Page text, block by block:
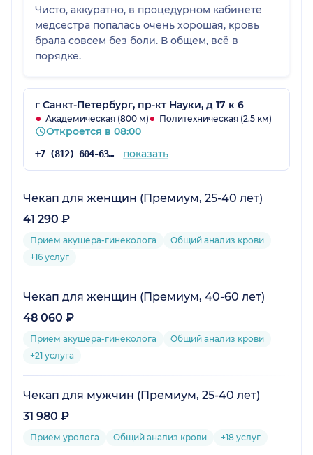
Чисто, аккуратно, в процедурном кабинете
медсестра попалась очень хорошая, кровь
брала совсем без боли. В общем, всё в
порядке.
г Санкт-Петербург, пр-кт Науки, д 17 к 6
Академическая (800 м) Политехническая (2.5 км)
Откроется в 08:00
+7 (812) 604-63-46 показать
Чекап для женщин (Премиум, 25-40 лет)
41 290 ₽
Прием акушера-гинеколога
Общий анализ крови
+16 услуг
Чекап для женщин (Премиум, 40-60 лет)
48 060 ₽
Прием акушера-гинеколога
Общий анализ крови
+21 услуга
Чекап для мужчин (Премиум, 25-40 лет)
31 980 ₽
Прием уролога Общий анализ крови +18 услуг